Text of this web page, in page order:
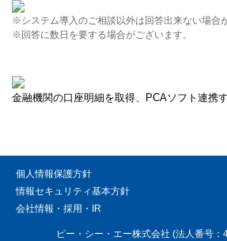
※システム導入のご相談以外は回答出来ない場合
※回答に数日を要する場合がございます。
金融機関の口座明細を取得、PCAソフト連携
個人情報保護方針
情報セキュリティ基本方針
会社情報・採用・IR
ピー・シー・エー株式会社 (法人番号